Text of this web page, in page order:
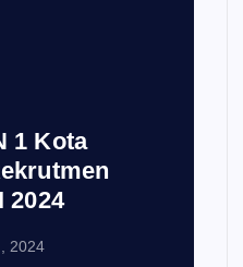
1 Kota
2024
2024